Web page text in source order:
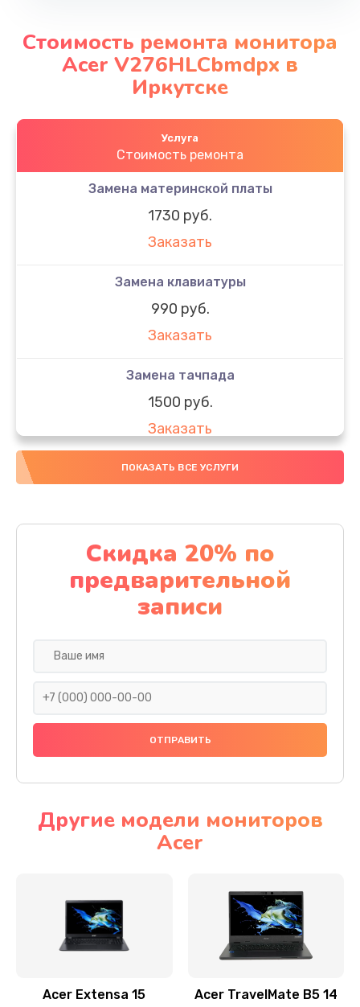
Стоимость ремонта монитора
Acer V276HLCbmdpx в
Иркутске
Услуга
Стоимость ремонта
Замена материнской платы
1730 руб.
Заказать
Замена клавиатуры
990 руб.
Заказать
Замена тачпада
1500 руб.
Заказать
Замена южного моста
Заказать
Чистка от пыли
1060 руб.
Заказать
Ремонт подсветки
Настройка BIOS
Замена видеочипа
Заказать
ПОКАЗАТЬ ВСЕ УСЛУГИ
Скидка 20% по
предварительной
записи
Другие модели мониторов
Acer
Acer Extensa 15 Acer TravelMate B5 14